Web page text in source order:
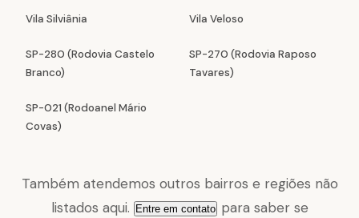
Vila Silviânia Vila Veloso
SP-280 (Rodovia Castelo
Branco)
SP-270 (Rodovia Raposo
Tavares)
SP-021 (Rodoanel Mário
Covas)
Também atendemos outros bairros e regiões não
listados aqui.
Entre em contatopara saber se